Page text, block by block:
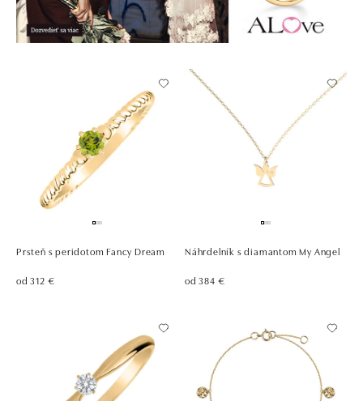
Prsteň s peridotom Fancy Dream
od 312 €
Náhrdelník s diamantom My Angel
od 384 €